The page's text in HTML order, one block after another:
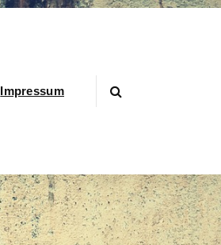
Impressum